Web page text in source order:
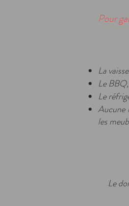
Pour
La
Le
Le
Aucune
les
Le